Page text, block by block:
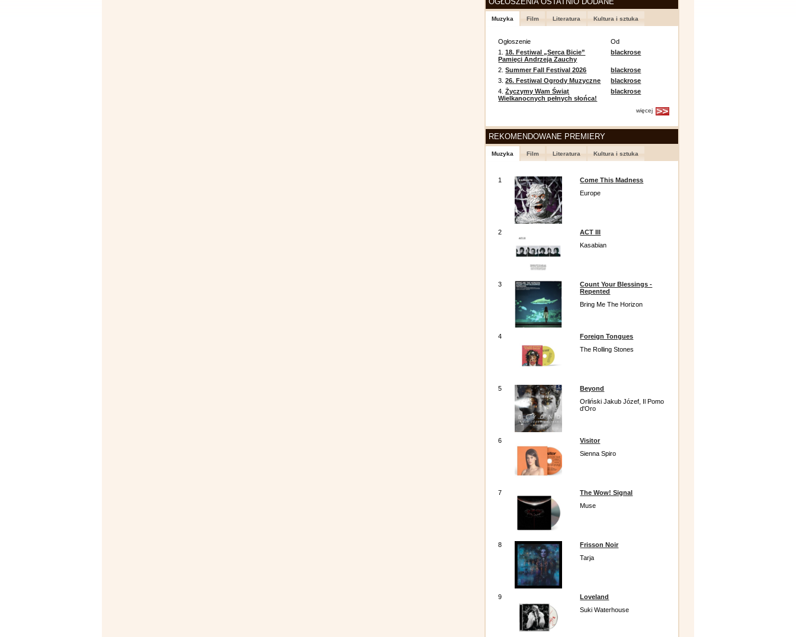
Muzyka Film Literatura Kultura i sztuka
Ogłoszenie
Od
1.18. Festiwal „Serca Bicie”
Pamięci Andrzeja Zauchy
blackrose
2.Summer Fall Festival 2026
blackrose
3.26. Festiwal Ogrody Muzyczne
blackrose
4.Życzymy Wam Świąt
Wielkanocnych pełnych słońca!
blackrose
więcej
REKOMENDOWANE PREMIERY
Muzyka Film Literatura Kultura i sztuka
1
Come This Madness
Europe
2
ACT III
Kasabian
3
Count Your Blessings -
Repented
Bring Me The Horizon
4
Foreign Tongues
The Rolling Stones
5
Beyond
Orliński Jakub Józef, Il Pomo
d'Oro
6
Visitor
Sienna Spiro
7
The Wow! Signal
Muse
8
Frisson Noir
Tarja
9
Loveland
Suki Waterhouse